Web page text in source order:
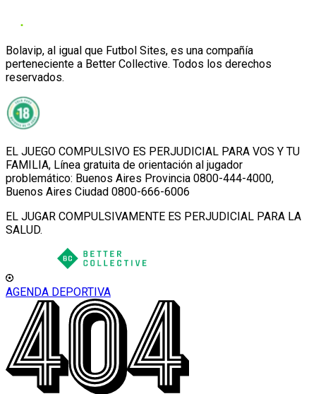
Bolavip, al igual que Futbol Sites, es una compañía
perteneciente a Better Collective. Todos los derechos
reservados.
EL JUEGO COMPULSIVO ES PERJUDICIAL PARA VOS Y TU
FAMILIA, Línea gratuita de orientación al jugador
problemático: Buenos Aires Provincia 0800-444-4000,
Buenos Aires Ciudad 0800-666-6006
EL JUGAR COMPULSIVAMENTE ES PERJUDICIAL PARA LA
SALUD.
AGENDA DEPORTIVA